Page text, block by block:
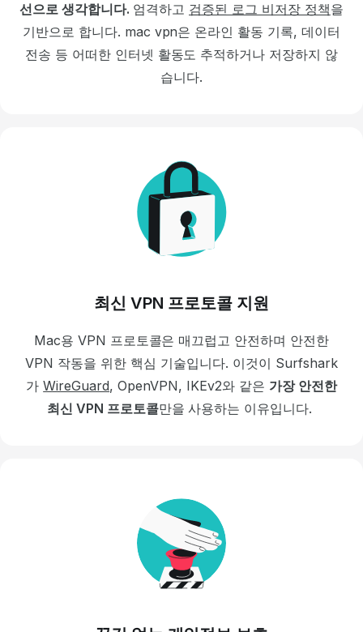
선으로 생각합니다. 엄격하고 검증된 로그 비저장 정책을
기반으로 합니다. mac vpn은 온라인 활동 기록, 데이터
전송 등 어떠한 인터넷 활동도 추적하거나 저장하지 않
습니다.
최신 VPN 프로토콜 지원
Mac용 VPN 프로토콜은 매끄럽고 안전하며 안전한
VPN 작동을 위한 핵심 기술입니다. 이것이 Surfshark
가WireGuard, OpenVPN, IKEv2와 같은 가장 안전한
최신 VPN 프로토콜만을 사용하는 이유입니다.